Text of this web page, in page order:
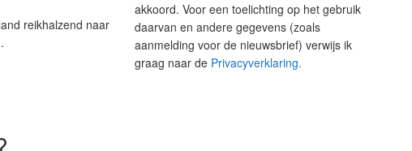
reikhalzend naar
akkoord. Voor een toelichting op het gebruik
daarvan en andere gegevens (zoals
aanmelding voor de nieuwsbrief) verwijs ik
graag naar de Privacyverklaring.